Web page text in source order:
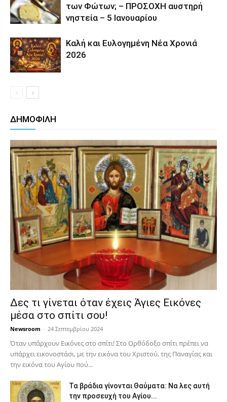
των Φώτων; – ΠΡΟΣΟΧΗ αυστηρή
νηστεία – 5 Ιανουαρίου
Καλή και Ευλογημένη Νέα Χρονιά
2026
ΔΗΜΟΦΙΛΗ
Δες τι γίνεται όταν έχεις Άγιες Εικόνες
μέσα στο σπίτι σου!
Newsroom - 24 Σεπτεμβρίου 2024
Όταν υπάρχουν Εικόνες στο σπίτι! Στο Ορθόδοξο σπίτι πρέπει να
υπάρχει εικονοστάσι, με την εικόνα του Χριστού, της Παν­αγίας και
την εικόνα του Αγίου πού...
Τα βράδια γίνονται Θαύματα: Να λες αυτή
την προσευχή του Αγίου...